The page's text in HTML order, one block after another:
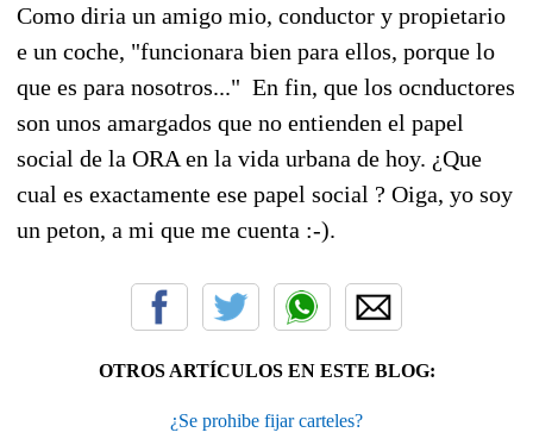
Como diria un amigo mio, conductor y propietario
e un coche, "funcionara bien para ellos, porque lo
que es para nosotros..." En fin, que los ocnductores
son unos amargados que no entienden el papel
social de la ORA en la vida urbana de hoy. ¿Que
cual es exactamente ese papel social ? Oiga, yo soy
un peton, a mi que me cuenta :-).
OTROS ARTÍCULOS EN ESTE BLOG:
¿Se prohibe fijar carteles?